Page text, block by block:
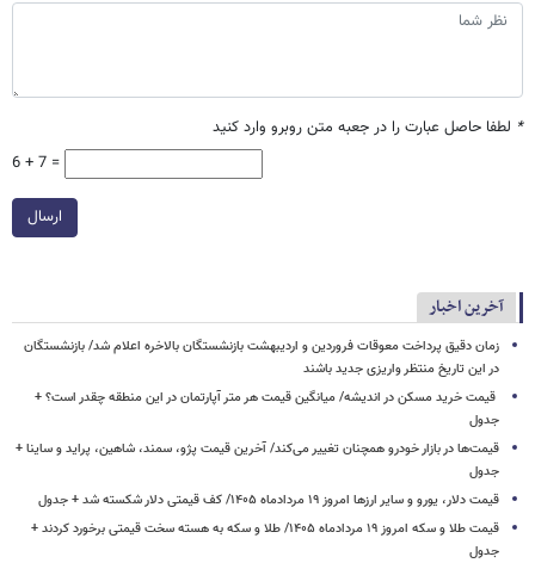
* لطفا حاصل عبارت را در جعبه متن روبرو وارد کنید
6 + 7 =
ارسال
آخرین اخبار
زمان دقیق پرداخت معوقات فروردین و اردیبهشت بازنشستگان بالاخره اعلام شد/ بازنشستگان
در این تاریخ منتظر واریزی جدید باشند
قیمت خرید مسکن در اندیشه/ میانگین قیمت هر متر آپارتمان در این منطقه چقدر است؟ +
جدول
قیمت‌ها در بازار خودرو همچنان تغییر می‌کند/ آخرین قیمت پژو، سمند، شاهین، پراید و ساینا +
جدول
قیمت دلار، یورو و سایر ارزها امروز ۱۹ مردادماه ۱۴۰۵/ کف قیمتی دلار شکسته شد + جدول
قیمت طلا و سکه امروز ۱۹ مردادماه ۱۴۰۵/ طلا و سکه به هسته سخت قیمتی برخورد کردند +
جدول